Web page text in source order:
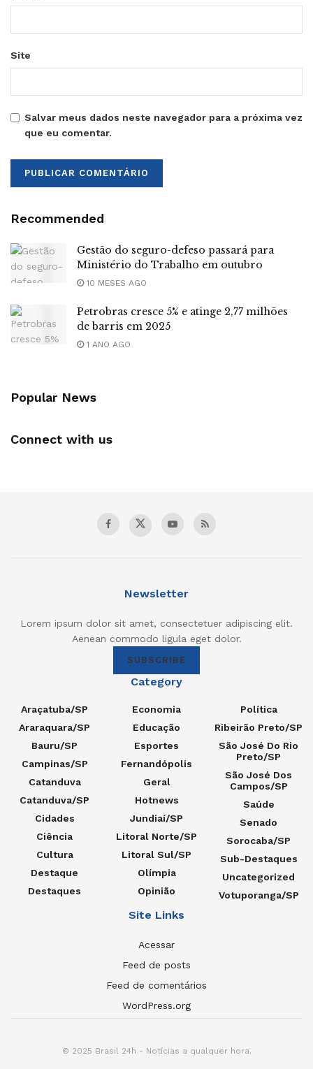
Site
Salvar meus dados neste navegador para a próxima vez
que eu comentar.
Recommended
Gestão do seguro-defeso passará para
Ministério do Trabalho em outubro
10 MESES AGO
Petrobras cresce 5% e atinge 2,77 milhões
de barris em 2025
1 ANO AGO
Popular News
Connect with us
Newsletter
Lorem ipsum dolor sit amet, consectetuer adipiscing elit.
Aenean commodo ligula eget dolor.
SUBSCRIBE
Category
Araçatuba/SP
Araraquara/SP
Bauru/SP
Campinas/SP
Catanduva
Catanduva/SP
Cidades
Ciência
Cultura
Destaque
Destaques
Economia
Educação
Esportes
Fernandópolis
Geral
Hotnews
Jundiaí/SP
Litoral Norte/SP
Litoral Sul/SP
Olímpia
Opinião
Política
Ribeirão Preto/SP
São José Do Rio
Preto/SP
São José Dos
Campos/SP
Saúde
Senado
Sorocaba/SP
Sub-Destaques
Uncategorized
Votuporanga/SP
Site Links
Acessar
Feed de posts
Feed de comentários
WordPress.org
© 2025 Brasil 24h - Notícias a qualquer hora.